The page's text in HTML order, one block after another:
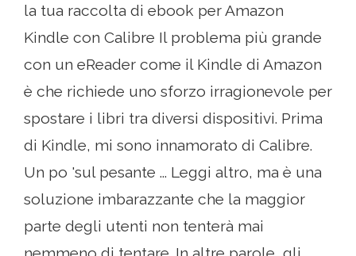
la tua raccolta di ebook per Amazon
Kindle con Calibre Il problema più grande
con un eReader come il Kindle di Amazon
è che richiede uno sforzo irragionevole per
spostare i libri tra diversi dispositivi. Prima
di Kindle, mi sono innamorato di Calibre.
Un po 'sul pesante ... Leggi altro, ma è una
soluzione imbarazzante che la maggior
parte degli utenti non tenterà mai